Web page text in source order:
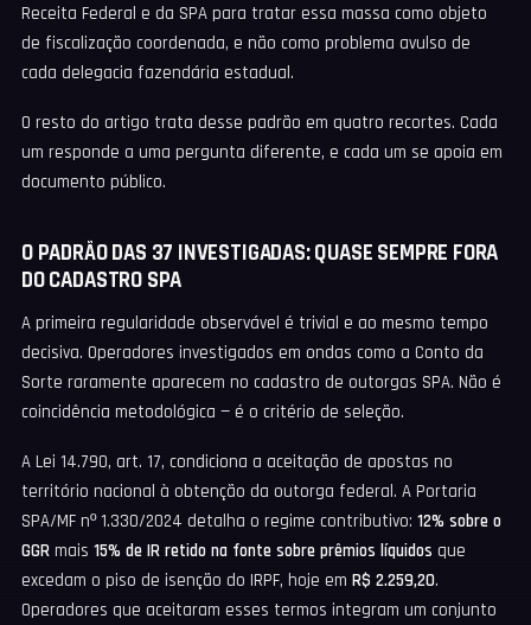
Receita Federal e da SPA para tratar essa massa como objeto
de fiscalização coordenada, e não como problema avulso de
cada delegacia fazendária estadual.
O resto do artigo trata desse padrão em quatro recortes. Cada
um responde a uma pergunta diferente, e cada um se apoia em
documento público.
O PADRÃO DAS 37 INVESTIGADAS: QUASE SEMPRE FORA
DO CADASTRO SPA
A primeira regularidade observável é trivial e ao mesmo tempo
decisiva. Operadores investigados em ondas como a Conto da
Sorte raramente aparecem no cadastro de outorgas SPA. Não é
coincidência metodológica — é o critério de seleção.
A Lei 14.790, art. 17, condiciona a aceitação de apostas no
território nacional à obtenção da outorga federal. A Portaria
SPA/MF nº 1.330/2024 detalha o regime contributivo: 12% sobre o
GGR mais 15% de IR retido na fonte sobre prêmios líquidos que
excedam o piso de isenção do IRPF, hoje em R$ 2.259,20.
Operadores que aceitaram esses termos integram um conjunto